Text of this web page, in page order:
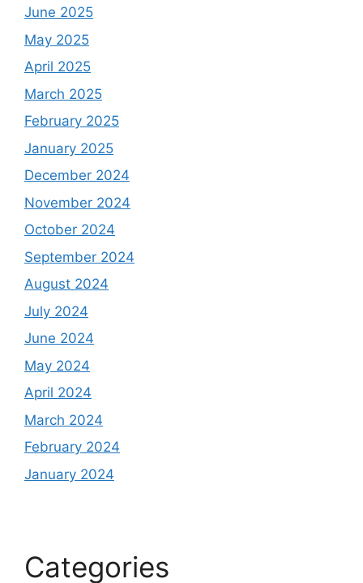
June 2025
May 2025
April 2025
March 2025
February 2025
January 2025
December 2024
November 2024
October 2024
September 2024
August 2024
July 2024
June 2024
May 2024
April 2024
March 2024
February 2024
January 2024
Categories